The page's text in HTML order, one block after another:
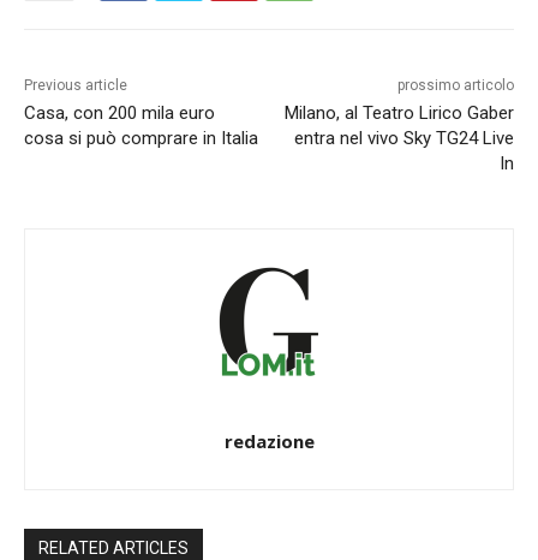
Previous article
Casa, con 200 mila euro
cosa si può comprare in Italia
prossimo articolo
Milano, al Teatro Lirico Gaber
entra nel vivo Sky TG24 Live
In
redazione
RELATED ARTICLES